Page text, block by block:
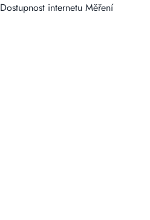
Dostupnost internetu Měření